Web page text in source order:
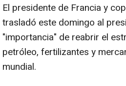
El presidente de Francia y
trasladó este domingo al
"importancia" de reabrir el
petróleo, fertilizantes y
mundial.